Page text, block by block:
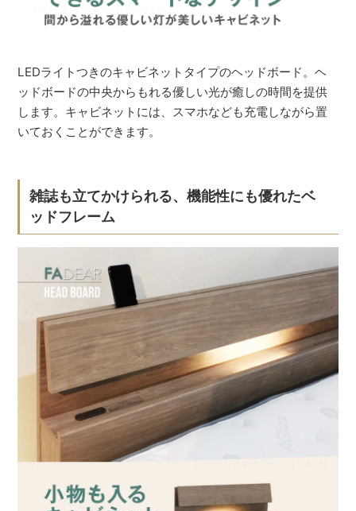
LEDライトつきのキャビネットタイプのヘッドボード。ヘ
ッドボードの中央からもれる優しい光が癒しの時間を提供
します。キャビネットには、スマホなども充電しながら置
いておくことができます。
雑誌も立てかけられる、機能性にも優れたベ
ッドフレーム